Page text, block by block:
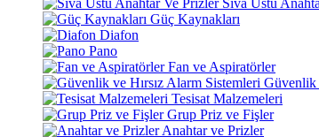
Sıva Üstü
Güç Kaynakları
Diafon
Pano
Fan ve Aspiratörler
Güvenlik
Tesisat Malzemeleri
Grup Priz ve Fişler
Anahtar ve Prizler